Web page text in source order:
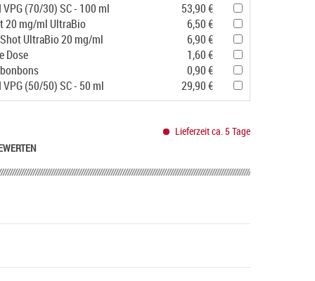
(70/30) SC - 100 ml
53,90 €
20 mg/ml UltraBio
6,50 €
UltraBio 20 mg/ml
6,90 €
Dose
1,60 €
0,90 €
(50/50) SC - 50 ml
29,90 €
Lieferzeit ca. 5 Tage